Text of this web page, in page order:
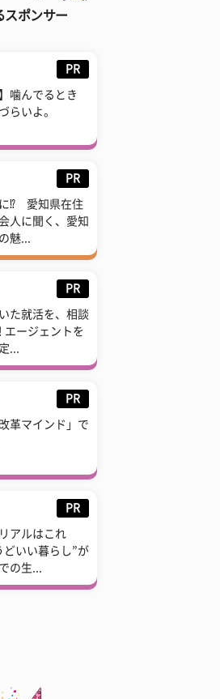
スポンサー
PR
噛んでるとき
らいよ。
PR
⁉ 愛知県在住
人に聞く、愛知
魅...
PR
た就活を、相談
エージェントを
...
PR
革マインド」で
PR
アルはこれ
いい暮らし”が
の生...